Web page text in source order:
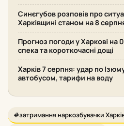
Синєгубов розповів про
Харківщині станом на 8
Прогноз погоди у Харкові на
спека та короткочасні дощі
Харків 7 серпня: удар по
автобусом, тарифи на воду
#затримання наркозбувачки